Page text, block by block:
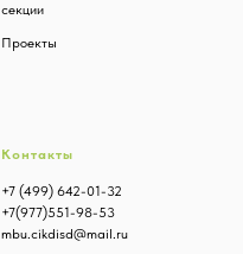
секции
Проекты
Контакты
+7 (499) 642-01-32
+7(977)551-98-53
mbu.cikdisd@mail.ru